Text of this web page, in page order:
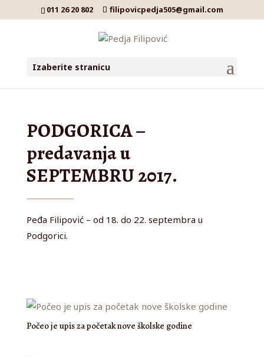
011 26 20 802 filipovicpedja505@gmail.com
Izaberite stranicu
PODGORICA –
predavanja u
SEPTEMBRU 2017.
Peđa Filipović – od 18. do 22. septembra u
Podgorici.
Počeo je upis za početak nove školske godine